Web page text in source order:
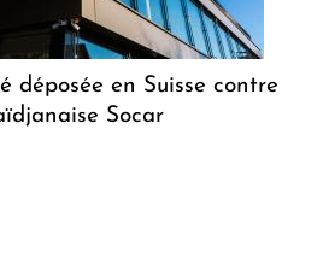
déposée en Suisse contre
Socar